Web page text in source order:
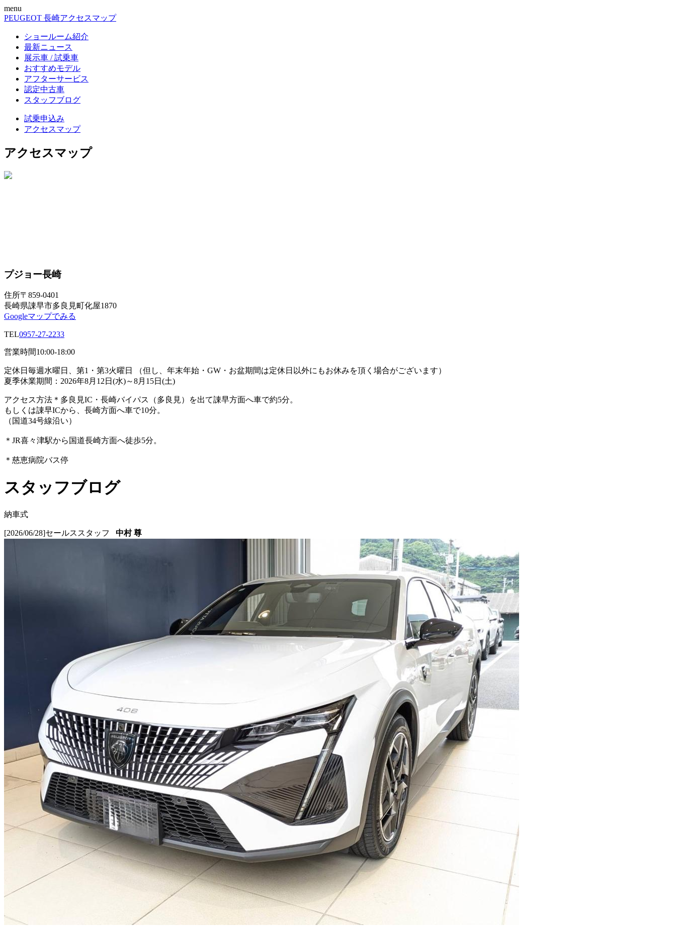
menu
PEUGEOT 長崎アクセスマップ
ショールーム紹介
最新ニュース
展示車 / 試乗車
おすすめモデル
アフターサービス
認定中古車
スタッフブログ
試乗申込み
アクセスマップ
アクセスマップ
プジョー長崎
住所〒859-0401
長崎県諌早市多良見町化屋1870
Googleマップでみる
TEL0957-27-2233
営業時間10:00-18:00
定休日 毎週水曜日、第1・第3火曜日 （但し、年末年始・GW・お盆期間は定休日以外にもお休みを頂く場合がございます）
夏季休業期間：2026年8月12日(水)～8月15日(土)
アクセス方法 ＊多良見IC・長崎バイパス（多良見）を出て諌早方面へ車で約5分。
もしくは諌早ICから、長崎方面へ車で10分。
（国道34号線沿い）
＊JR喜々津駅から国道長崎方面へ徒歩5分。
＊慈恵病院バス停
スタッフブログ
納車式
[2026/06/28]セールススタッフ 中村 尊